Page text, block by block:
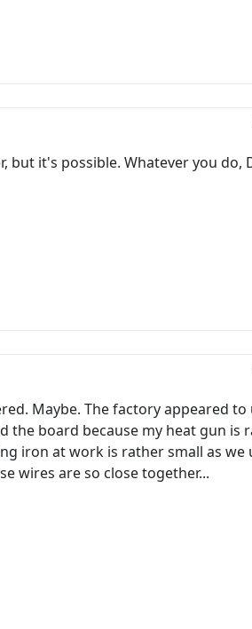
but it's possible. Whatever you do,
Maybe. The factory appeared to
board because my heat gun is
iron at work is rather small as we
wires are so close together...